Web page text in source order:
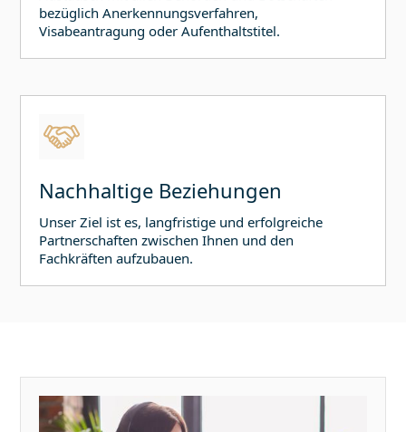
bezüglich Anerkennungsverfahren,
Visabeantragung oder Aufenthaltstitel.
Nachhaltige Beziehungen
Unser Ziel ist es, langfristige und erfolgreiche
Partnerschaften zwischen Ihnen und den
Fachkräften aufzubauen.